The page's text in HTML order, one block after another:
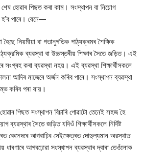
শেষ হোৱাৰ পিছত কৰা কাম। সংস্থাপন বা নিয়োগ
হ’ব পাৰে। যেনে—
নিয়মীয়া বা গতানুগতিক পাঠ্যক্ৰমৰ শৈক্ষিক
ব্যৱস্থা বা উচ্চস্তৰীয় শিক্ষাৰ সৈতে জড়িত। এই
কৰা ব্যৱস্থা নহয়। এই ব্যৱস্থা শিক্ষার্থীসকলে
আদিৰ মাজেৰে অৰ্জন কৰিব পাৰে। সংস্থাপন ব্যৱস্থা
কৰিব পৰা যায়।
হোৱাৰ পিছত সংস্থাপন বিচাৰি পোৱাটো তেনেই সহজ হৈ
ব্যৱস্থাৰ সৈতে জড়িত যদিওঁ শিক্ষার্থীসকলে নির্দিষ্ট
কেনেদৰে আগবাঢ়িব সেইক্ষেত্ৰত দোদুল্যমান অৱস্থাত
ধাৰণাৰে আগবঢ়োৱা সংস্থাপন ব্যৱস্থাৰ দ্বাৰা তেওঁলোক